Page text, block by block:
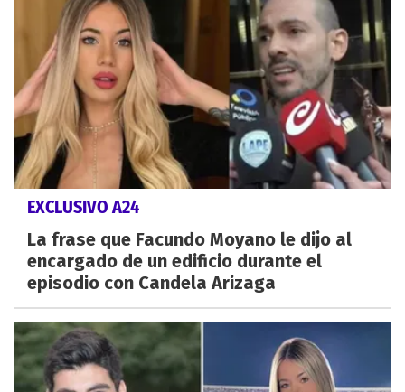
EXCLUSIVO A24
La frase que Facundo Moyano le dijo al
encargado de un edificio durante el
episodio con Candela Arizaga